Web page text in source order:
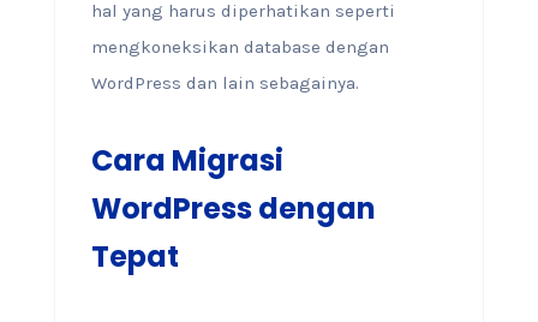
hal yang harus diperhatikan seperti
mengkoneksikan database dengan
WordPress dan lain sebagainya.
Cara Migrasi
WordPress dengan
Tepat